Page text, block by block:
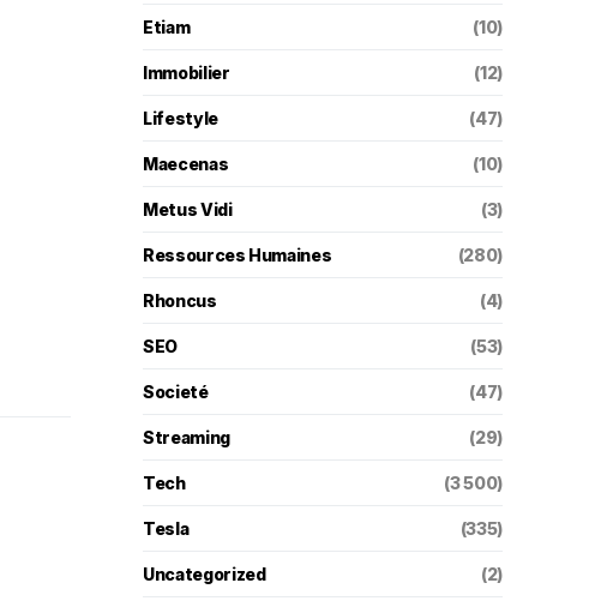
Etiam (10)
Immobilier (12)
Lifestyle (47)
Maecenas (10)
Metus Vidi (3)
Ressources Humaines (280)
Rhoncus (4)
SEO (53)
Societé (47)
Streaming (29)
Tech (3 500)
Tesla (335)
Uncategorized (2)